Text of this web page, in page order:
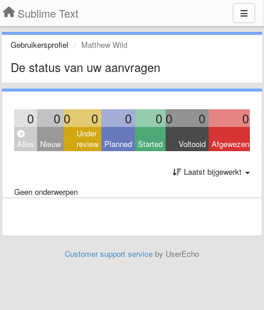
Sublime Text
Gebruikersprofiel Matthew Wild
De status van uw aanvragen
0 0 0 0 0 0 0 0 0
Alles Nieuw
Under
review Planned Started Voltooid Afgewezen
Laatst bijgewerkt
Geen onderwerpen
Customer support service by UserEcho